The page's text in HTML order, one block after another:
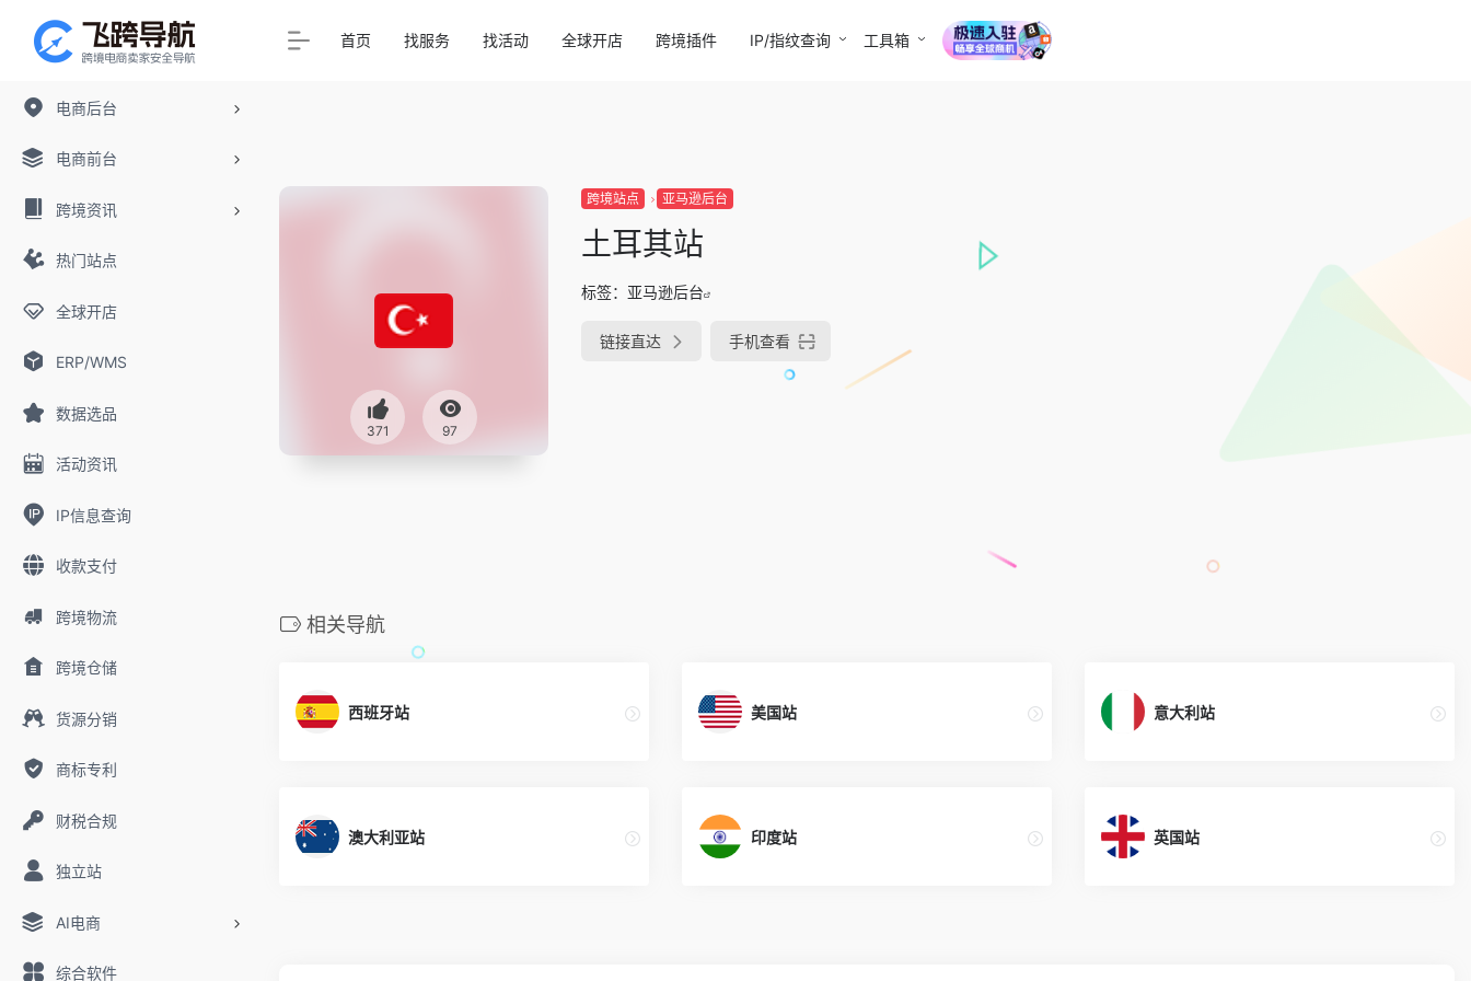
电商后台
电商前台
跨境资讯
热门站点
全球开店
ERP/WMS
数据选品
活动资讯
IP信息查询
收款支付
跨境物流
跨境仓储
货源分销
商标专利
财税合规
独立站
AI电商
综合软件
首页 找服务 找活动 全球开店 跨境插件 IP/指纹查询 工具箱
371 97
跨境站点 亚马逊后台
土耳其站
标签： 亚马逊后台
链接直达 手机查看
相关导航
西班牙站 美国站 意大利站
澳大利亚站 印度站 英国站